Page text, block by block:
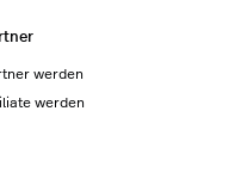
werden
werden